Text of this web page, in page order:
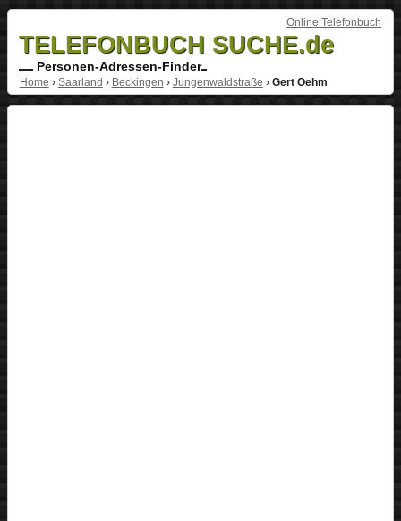
Online Telefonbuch
TELEFONBUCH SUCHE.de
Personen-Adressen-Finder
Home › Saarland › Beckingen › Jungenwaldstraße › Gert Oehm